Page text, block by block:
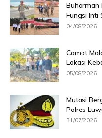
Buharman
Fungsi Inti
04/08/2026
Camat
Lokasi
05/08/2026
Mutasi
Polres
31/07/2026